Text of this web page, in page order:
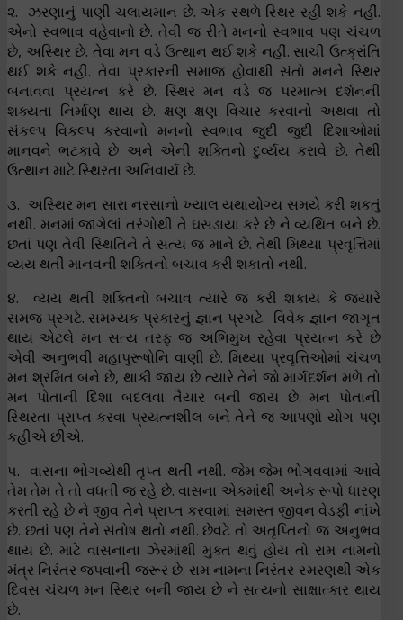
૨. ઝરણાનું પાણી ચલાયમાન છે. એક સ્થળે સ્થિર રહી શકે નહીં.
એનો સ્વભાવ વહેવાનો છે. તેવી જ રીતે મનનો સ્વભાવ પણ ચંચળ
છે, અસ્થિર છે. તેવા મન વડે ઉત્થાન થઈ શકે નહીં. સાચી ઉત્ક્રાંતિ
થઈ શકે નહીં. તેવા પ્રકારની સમાજ હોવાથી સંતો મનને સ્થિર
બનાવવા પ્રયત્ન કરે છે. સ્થિર મન વડે જ પરમાત્મ દર્શનની
શક્યતા નિર્માણ થાય છે. ક્ષણ ક્ષણ વિચાર કરવાનો અથવા તો
સંકલ્પ વિકલ્પ કરવાનો મનનો સ્વભાવ જુદી જુદી દિશાઓમાં
માનવને ભટકાવે છે અને એની શક્તિનો દુર્વ્યય કરાવે છે. તેથી
ઉત્થાન માટે સ્થિરતા અનિવાર્ય છે.
૩. અસ્થિર મન સારા નરસાનો ખ્યાલ યથાયોગ્ય સમયે કરી શકતું
નથી. મનમાં જાગેલાં તરંગોથી તે ઘસડાયા કરે છે ને વ્યથિત બને છે.
છતાં પણ તેવી સ્થિતિને તે સત્ય જ માને છે. તેથી મિથ્યા પ્રવૃત્તિમાં
વ્યય થતી માનવની શક્તિનો બચાવ કરી શકાતો નથી.
૪. વ્યય થતી શક્તિનો બચાવ ત્યારે જ કરી શકાય કે જ્યારે
સમજ પ્રગટે. સમમ્યક પ્રકારનું જ્ઞાન પ્રગટે. વિવેક જ્ઞાન જાગૃત
થાય એટલે મન સત્ય તરફ જ અભિમુખ રહેવા પ્રયત્ન કરે છે
એવી અનુભવી મહાપુરૂષોનિ વાણી છે. મિથ્યા પ્રવૃત્તિઓમાં ચંચળ
મન શ્રમિત બને છે, થાકી જાય છે ત્યારે તેને જો માર્ગદર્શન મળે તો
મન પોતાની દિશા બદલવા તૈયાર બની જાય છે. મન પોતાની
સ્થિરતા પ્રાપ્ત કરવા પ્રયત્નશીલ બને તેને જ આપણો યોગ પણ
કહીએ છીએ.
૫. વાસના ભોગવ્યેથી તૃપ્ત થતી નથી. જેમ જેમ ભોગવવામાં આવે
તેમ તેમ તે તો વધતી જ રહે છે. વાસના એકમાંથી અનેક રૂપો ધારણ
કરતી રહે છે ને જીવ તેને પ્રાપ્ત કરવામાં સમસ્ત જીવન વેડફી નાંખે
છે. છતાં પણ તેને સંતોષ થતો નથી. છેવટે તો અતૃપ્તિનો જ અનુભવ
થાય છે. માટે વાસનાના ઝેરમાંથી મુક્ત થવું હોય તો રામ નામનો
મંત્ર નિરંતર જપવાની જરૂર છે. રામ નામના નિરંતર સ્મરણથી એક
દિવસ ચંચળ મન સ્થિર બની જાય છે ને સત્યનો સાક્ષાત્કાર થાય
છે.